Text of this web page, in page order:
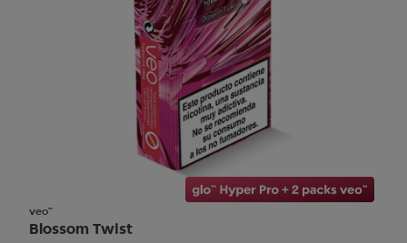
veo™
Blossom Twist